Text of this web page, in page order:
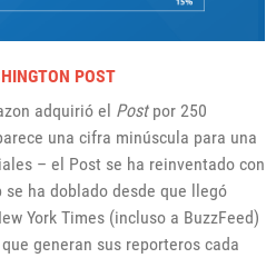
POST
adquirió el Post por 250
una cifra minúscula para una
– el Post se ha reinventado con
ha doblado desde que llegó
York Times (incluso a BuzzFeed)
generan sus reporteros cada